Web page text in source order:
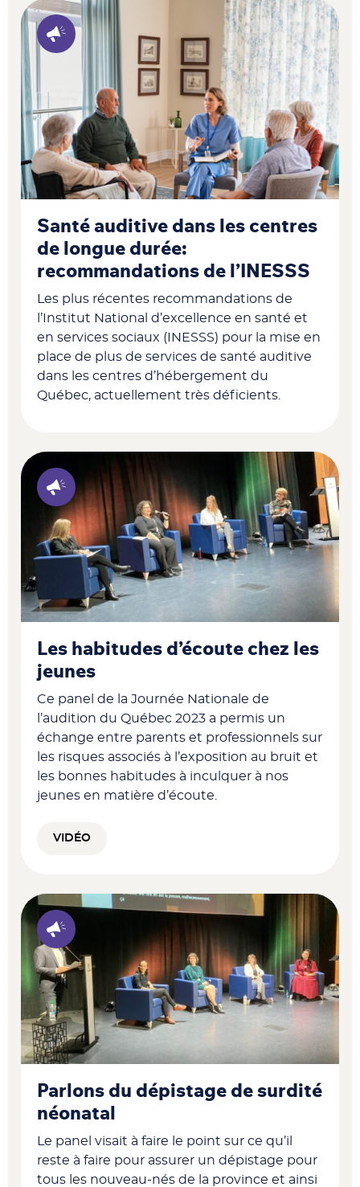
Santé auditive dans les centres
de longue durée:
recommandations de l’INESSS
Les plus récentes recommandations de
l’I nstitut National d’excellence en santé et
en services sociaux (INESSS) pour la mise en
place de plus de services de santé auditive
dans les centres d’hébergement du
Québec, actuellement très déficients.
Les habitudes d’écoute chez les
jeunes
Ce panel de la Journée Nationale de
l’audition du Québec 2023 a permis un
échange entre parents et professionnels sur
les risques associés à l’exposition au bruit et
les bonnes habitudes à inculquer à nos
jeunes en matière d’écoute.
VIDÉO
Parlons du dépistage de surdité
néonatal
Le panel visait à faire le point sur ce qu’il
reste à faire pour assurer un dépistage pour
tous les nouveau-nés de la province et ainsi